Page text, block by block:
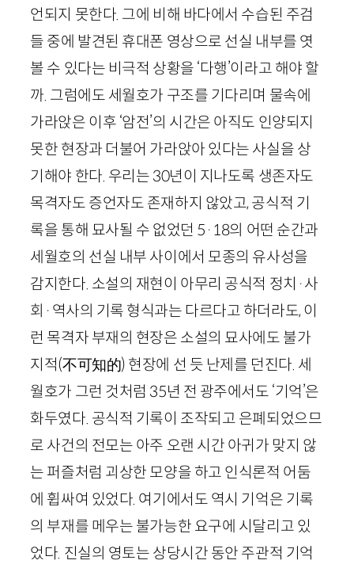
언되지 못한다. 그에 비해 바다에서 수습된 주검
들 중에 발견된 휴대폰 영상으로 선실 내부를 엿
볼 수 있다는 비극적 상황을 ‘다행’이라고 해야 할
까. 그럼에도 세월호가 구조를 기다리며 물속에
가라앉은 이후 ‘암전’의 시간은 아직도 인양되지
못한 현장과 더불어 가라앉아 있다는 사실을 상
기해야 한다. 우리는 30년이 지나도록 생존자도
목격자도 증언자도 존재하지 않았고, 공식적 기
록을 통해 묘사될 수 없었던 5 · 18의 어떤 순간과
세월호의 선실 내부 사이에서 모종의 유사성을
감지한다. 소설의 재현이 아무리 공식적 정치 ·사
회 · 역사의 기록 형식과는 다르다고 하더라도, 이
런 목격자 부재의 현장은 소설의 묘사에도 불가
지적(不可知的) 현장에 선 듯 난제를 던진다. 세
월호가 그런 것처럼 35년 전 광주에서도 ‘기억’은
화두였다. 공식적 기록이 조작되고 은폐되었으므
로 사건의 전모는 아주 오랜 시간 아귀가 맞지 않
는 퍼즐처럼 괴상한 모양을 하고 인식론적 어둠
에 휩싸여 있었다. 여기에서도 역시 기억은 기록
의 부재를 메우는 불가능한 요구에 시달리고 있
었다. 진실의 영토는 상당시간 동안 주관적 기억